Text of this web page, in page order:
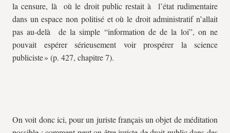
la censure, là où le droit public restait à l’état rudimentaire
dans un espace non politisé et où le droit administratif n’allait
pas au-delà de la simple “information de de la loi”, on ne
pouvait espérer sérieusement voir prospérer la science
publiciste » (p. 427, chapitre 7).
On voit donc ici, pour un juriste français un objet de méditation